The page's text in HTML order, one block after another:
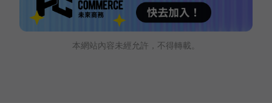
本網站內容未經允許，不得轉載。